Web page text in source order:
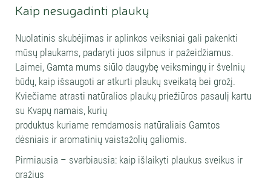
Kaip nesugadinti plaukų
Nuolatinis skubėjimas ir aplinkos veiksniai gali pakenkti
mūsų plaukams, padaryti juos silpnus ir pažeidžiamus.
Laimei, Gamta mums siūlo daugybę veiksmingų ir švelnių
būdų, kaip išsaugoti ar atkurti plaukų sveikatą bei grožį.
Kviečiame atrasti natūralios plaukų priežiūros pasaulį kartu
su Kvapų namais, kurių
produktus kuriame remdamosis natūraliais Gamtos
dėsniais ir aromatinių vaistažolių galiomis.
Pirmiausia – svarbiausia: kaip išlaikyti plaukus sveikus ir
gražius